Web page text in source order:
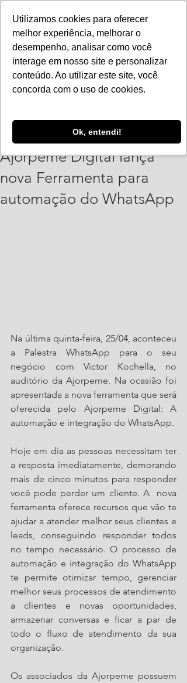
Utilizamos cookies para oferecer
melhor experiência, melhorar o
desempenho, analisar como você
interage em nosso site e personalizar
conteúdo. Ao utilizar este site, você
concorda com o uso de cookies.
Ok, entendi!
Ajorpeme Digital lança
nova Ferramenta para
automação do WhatsApp
Vinicius Leonardo
Na última quinta-feira, 25/04, aconteceu
a Palestra WhatsApp para o seu
negócio com Victor Kochella, no
auditório da Ajorpeme. Na ocasião foi
apresentada a nova ferramenta que será
oferecida pelo Ajorpeme Digital: A
automação e integração do WhatsApp.
Hoje em dia as pessoas necessitam ter
a resposta imediatamente, demorando
mais de cinco minutos para responder
você pode perder um cliente. A  nova
ferramenta oferece recursos que vão te
ajudar a atender melhor seus clientes e
leads, conseguindo responder todos
no tempo necessário. O processo de
automação e integração do WhatsApp
te permite otimizar tempo, gerenciar
melhor seus processos de atendimento
a clientes e novas oportunidades,
armazenar conversas e ficar a par de
todo o fluxo de atendimento da sua
organização.
Os associados da Ajorpeme possuem